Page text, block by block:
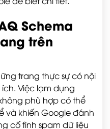
Schema
trên
trang thực sự có nội
Việc lạm dụng
phù hợp có thể
và khiến Google đánh
cố tình spam dữ liệu